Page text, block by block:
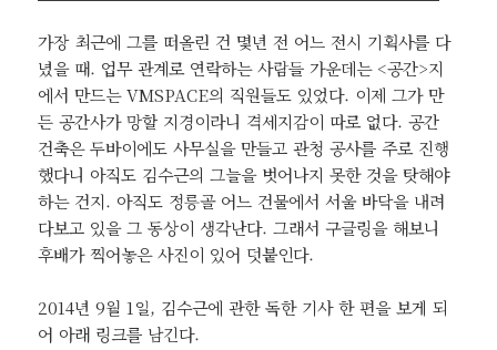
가장 최근에 그를 떠올린 건 몇년 전 어느 전시 기획사를 다
녔을 때. 업무 관계로 연락하는 사람들 가운데는 <공간>지
에서 만드는 VMSPACE의 직원들도 있었다. 이제 그가 만
든 공간사가 망할 지경이라니 격세지감이 따로 없다. 공간
건축은 두바이에도 사무실을 만들고 관청 공사를 주로 진행
했다니 아직도 김수근의 그늘을 벗어나지 못한 것을 탓해야
하는 건지. 아직도 정릉골 어느 건물에서 서울 바닥을 내려
다보고 있을 그 동상이 생각난다. 그래서 구글링을 해보니
후배가 찍어놓은 사진이 있어 덧붙인다.
2014년 9월 1일, 김수근에 관한 독한 기사 한 편을 보게 되
어 아래 링크를 남긴다.